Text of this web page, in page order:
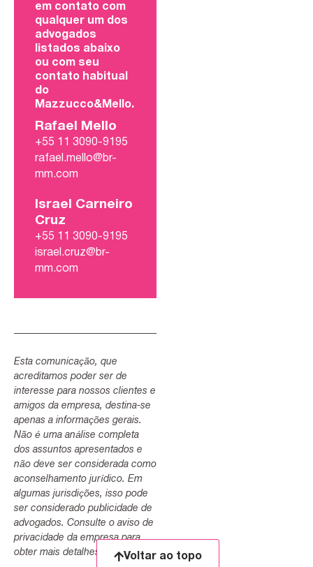
em contato com
qualquer um dos
advogados
listados abaixo
ou com seu
contato habitual
do
Mazzucco&Mello.
Rafael Mello
+55 11 3090-9195
rafael.mello@br-
mm.com
Israel Carneiro
Cruz
+55 11 3090-9195
israel.cruz@br-
mm.com
Esta comunicação, que
acreditamos poder ser de
interesse para nossos clientes e
amigos da empresa, destina-se
apenas a informações gerais.
Não é uma análise completa
dos assuntos apresentados e
não deve ser considerada como
aconselhamento jurídico. Em
algumas jurisdições, isso pode
ser considerado publicidade de
advogados. Consulte o aviso de
privacidade da empresa para
obter mais detalhes.
Voltar ao topo